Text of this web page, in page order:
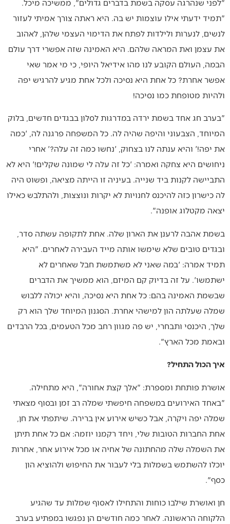
"לפני שנהרגה עסקה בשמת בדברים גדולים", ממשיכה מיכל.
"תמיד ידעתי אילו עוצמות יש בה. היא ראתה צורך אמיתי לעזור
לנשים, לנערות ולילדות לפתח את הדימוי העצמי שלהן, לאהוב
את עצמן ואת המראה שלהם. היא האמינה שזה אפשרי דרך עולם
הבמה, העולם הקובע לנו מהו אידיאל היופי, כי מי אמר שאי
אפשר אחרת? כל אחת היא נסיכה ולכל אחת מגיע להרגיש יפה
ולהיות מטופחת כמו נסיכה!
"בערב חג אחד בשמת ירדה במדרגות לסלון בבגדים חדשים, בלוק
המיוחד, הצבעוני והיפה שהיה לה. כל המשפחה פרגנה לה, 'כמה
את יפה!' והיא ענתה לנו בצחוק, 'נחשו כמה זה עלה?' אחרי
ניחושים היא צחקה ואמרה: 'כל זה עלה לי שמונה שקלים!' היא לא
התביישה לקנות ביד שנייה. בעיניה זו הייתה מציאה, ופשוט היה
לה כישרון כזה להיכנס לחנויות לא יקרות ונוצצות, ולהתלבש כאילו
יצאה מקטלוג אופנה".
בשמת אהבה לרענן את הארון שלה. אחת לתקופה עשתה סדר,
ובגדים טובים שלא שימשו אותה מייד העבירה לאחרים. "היא
תמיד אמרה: 'במה שאני לא משתמשת חבל שאחרים לא
ישתמשו'. על זה בדיוק קם המיזם, הוא ממשיך את הדברים
שבשמת האמינה בהם: כל אחת היא נסיכה, והיא יכולה ללבוש
שמלה שעלתה הון למישהי אחרת. הסגנון המיוחד שלך הוא רק
שלך, היכנסי ותבחרי, יש פה מגוון רחב מכל הטעמים, בכל הרבדים
ובאמת מכל הארץ".
איך הכול התחיל?
אושרת פותחת ומספרת: "אלך קצת אחורה", היא מתחילה.
"באחד האירועים במשפחה חיפשתי שמלה רב זמן ובסוף מצאתי
שמלה יפה ויקרה, אבל כשיש אירוע אין ברירה. שיתפתי את חן,
אחת החברות הטובות שלי, ויחד רקמנו יוזמה: אם כל אחת תיתן
את השמלה שלה מהחתונה של אחיה או מכל אירוע אחר, אחרות
יוכלו להשתמש בשמלות בלי לעבור את החיפוש ולהוציא הון
כסף".
חן ואושרת שילבו כוחות והתחילו לאסוף שמלות עד שהגיע
הלקוחה הראשונה. לאחר כמה חודשים הן נפגשו במפתיע בערב